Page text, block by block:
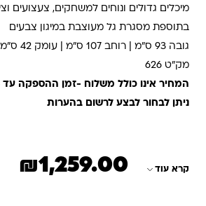
מיכלים גדולים ונוחים למשחקים, צעצועים וציוד
בתוספת מסגרת גל מעוצבת במיגון צבעים
גובה 93 ס”מ | רוחב 107 ס”מ | עומק 42 ס”מ
מק”ט 626
המחיר אינו כולל משלוח -זמן ההספקה עד 14 יום
ניתן לבחור לבצע לרשום בהערות
קרא עוד ₪1,259.00